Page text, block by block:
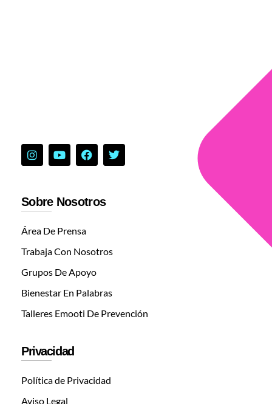
Sobre Nosotros
Área De Prensa
Trabaja Con Nosotros
Grupos De Apoyo
Bienestar En Palabras
Talleres Emooti De Prevención
Privacidad
Política de Privacidad
Aviso Legal